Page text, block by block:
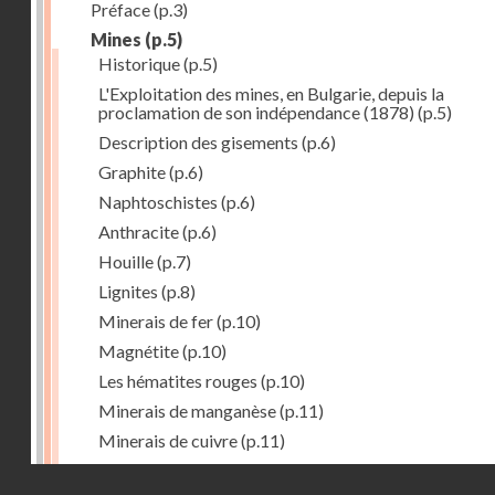
Préface(p.3)
Mines (p.5)
Historique(p.5)
L'Exploitation des mines, en Bulgarie, depuis la
proclamation de son indépendance (1878) (p.5)
Description des gisements (p.6)
Graphite(p.6)
Naphtoschistes (p.6)
Anthracite(p.6)
Houille(p.7)
Lignites (p.8)
Minerais de fer(p.10)
Magnétite(p.10)
Les hématites rouges (p.10)
Minerais de manganèse(p.11)
Minerais de cuivre(p.11)
Minerais de plomb(p.12)